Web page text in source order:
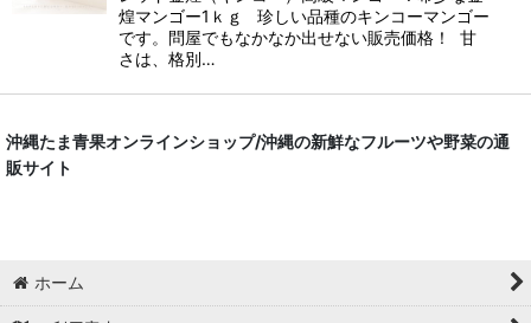
煌マンゴー1ｋｇ 珍しい品種のキンコーマンゴー
です。問屋でもなかなか出せない販売価格！ 甘
さは、格別…
沖縄たま青果オンラインショップ/沖縄の新鮮なフルーツや野菜の通
販サイト
ホーム